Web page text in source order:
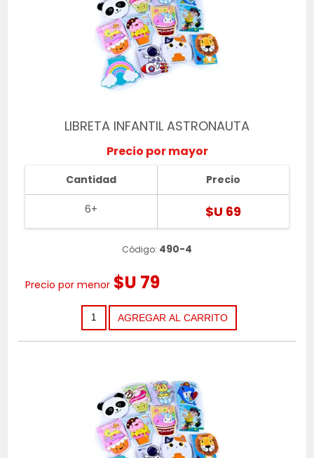
LIBRETA INFANTIL ASTRONAUTA
Precio por mayor
Cantidad
6+
Precio
$U 69
Código: 490-4
Precio por menor $U 79